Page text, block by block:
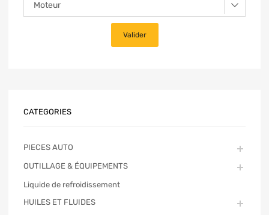
CATEGORIES
PIECES AUTO
OUTILLAGE & ÉQUIPEMENTS
Liquide de refroidissement
HUILES ET FLUIDES